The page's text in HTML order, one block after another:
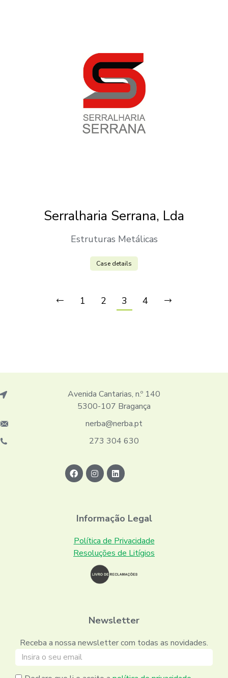
Serralharia Serrana, Lda
Estruturas Metálicas
Case details
1 2 3 4
Avenida Cantarias, n.º 140
5300-107 Bragança
nerba@nerba.pt
273 304 630
Informação Legal
Política de Privacidade
Resoluções de Litígios
Newsletter
Receba a nossa newsletter com todas as novidades.